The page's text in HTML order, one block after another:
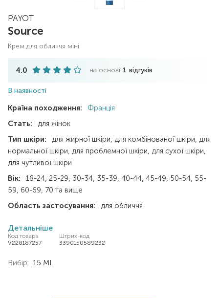
PAYOT
Source
крем для обличчя міні
4.0 на основі 1 відгуків
В наявності
Країна походження:
Франція
Стать:
для жінок
Тип шкіри:
для жирної шкіри для комбінованої шкіри
нормальної шкіри для проблемної шкіри для сухої шкіри
для чутливої шкіри
Вік:
18-24 25-29 30-34 35-39 40-44 45-49 50-54
59 60-69 70 та вище
Область застосування:
для обличчя
Детальніше
Код товара
V228187257
Штрих-код
3390150589232
Вибір: 15 ML